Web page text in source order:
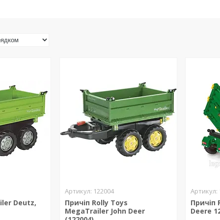
Deutz,
122004
Причіп Rolly Toys
MegaTrailer John Deer
Причіп
Deere